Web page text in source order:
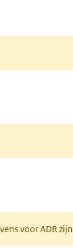
voor ADR